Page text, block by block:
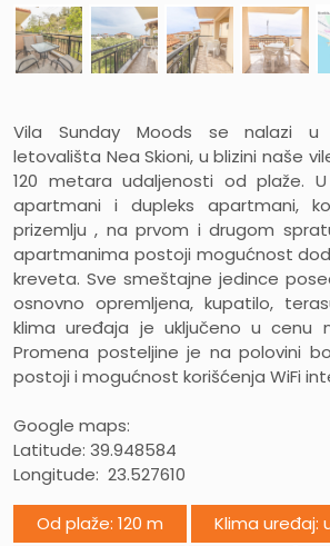
Vila Sunday Moods se nalazi u
letovališta Nea Skioni, u blizini naše
120 metara udaljenosti od plaže.
apartmani i dupleks apartmani,
prizemlju , na prvom i drugom
apartmanima postoji mogućnost
kreveta. Sve smeštajne jedince
osnovno opremljena, kupatilo,
klima uređaja je uključeno u cenu
Promena posteljine je na polovini
postoji i mogućnost korišćenja WiFi
Google maps:
Latitude: 39.948584
Longitude: 23.527610
Od plaže: 120 m
Klima uređaj: